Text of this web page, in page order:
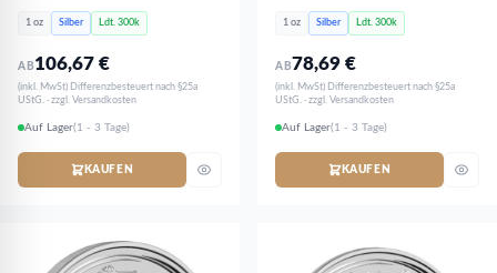
1 oz Silber Ldt. 300k
AB 106,67€
(inkl. MwSt) Differenzbesteuert nach §25a
UStG. · zzgl. Versandkosten
Auf Lager(1 - 3 Tage)
KAUFEN
1 oz Silber Ldt. 300k
AB78,69€
(inkl. MwSt) Differenzbesteuert nach §25a
UStG. · zzgl. Versandkosten
Auf Lager(1 - 3 Tage)
KAUFEN